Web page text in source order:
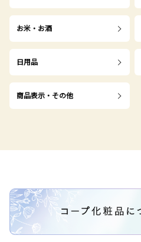
お米・お酒
日用品
商品表示・その他